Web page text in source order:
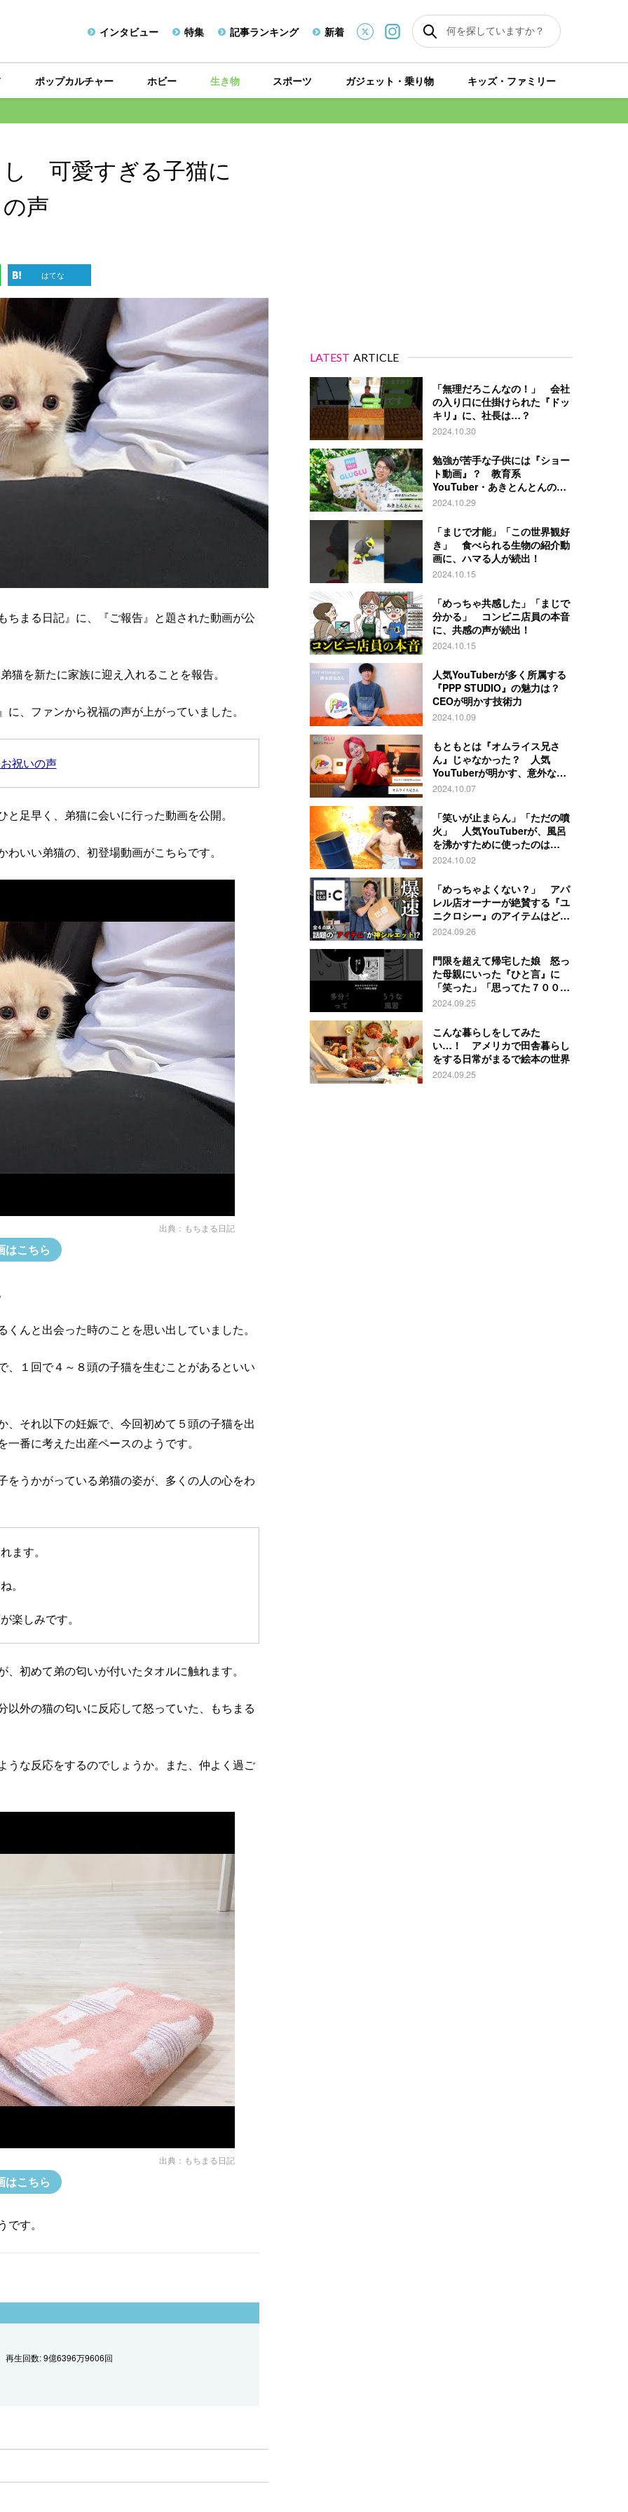
インタビュー 特集 記事ランキング 新着
ポップカルチャー ホビー 生き物 スポーツ ガジェット・乗り物 キッズ・ファミリー
可愛すぎる子猫に
声
はてな
まる日記』に、『ご報告』と題された動画が公
猫を新たに家族に迎え入れることを報告。
、ファンから祝福の声が上がっていました。
祝いの声
足早く、弟猫に会いに行った動画を公開。
いい弟猫の、初登場動画がこちらです。
出典： もちまる日記
はこちら
んと出会った時のことを思い出していました。
１回で４～８頭の子猫を生むことがあるといい
それ以下の妊娠で、今回初めて５頭の子猫を出
番に考えた出産ペースのようです。
うかがっている弟猫の姿が、多くの人の心をわ
ます。
。
楽しみです。
初めて弟の匂いが付いたタオルに触れます。
外の猫の匂いに反応して怒っていた、もちまる
な反応をするのでしょうか。また、仲よく過ご
出典： もちまる日記
はこちら
す。
再生回数: 9億6396万9606回
LATEST ARTICLE
「無理だろこんなの！」 会社
の入り口に仕掛けられた『ドッ
キリ』に、社長は…？
2024.10.30
勉強が苦手な子供には『ショー
ト動画』？ 教育系
YouTuber・あきとんとんの戦
略とは
2024.10.29
「まじで才能」「この世界観好
き」 食べられる生物の紹介動
画に、ハマる人が続出！
2024.10.15
「めっちゃ共感した」「まじで
分かる」 コンビニ店員の本音
に、共感の声が続出！
2024.10.15
人気YouTuberが多く所属する
『PPP STUDIO』の魅力は？
CEOが明かす技術力
2024.10.09
もともとは『オムライス兄さ
ん』じゃなかった？ 人気
YouTuberが明かす、意外な過
去とは
2024.10.07
「笑いが止まらん」「ただの噴
火」 人気YouTuberが、風呂
を沸かすために使ったのは…
2024.10.02
「めっちゃよくない？」 アパ
レル店オーナーが絶賛する『ユ
ニクロシー』のアイテムはど
れ？
2024.09.26
門限を超えて帰宅した娘 怒っ
た母親にいった『ひと言』に
「笑った」「思ってた７００倍
特殊」
2024.09.25
こんな暮らしをしてみた
い…！ アメリカで田舎暮らし
をする日常がまるで絵本の世界
2024.09.25